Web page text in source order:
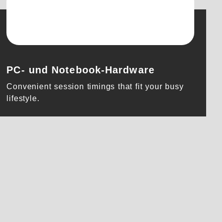
PC- und Notebook-Hardware
Convenient session timings that fit your busy
lifestyle.